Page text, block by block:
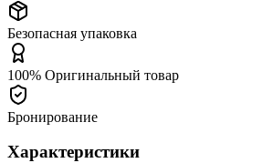
Безопасная упаковка
100% Оригинальный товар
Бронирование
Характеристики